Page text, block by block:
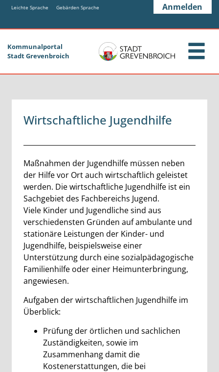
Zum Hauptinhalt springen
Zum Header
Zum Hauptinhalt
Zum Footer
Leichte Sprache Gebärden Sprache Anmelden
Kommunalportal
Stadt Grevenbroich
Wirtschaftliche Jugendhilfe
Beschreibung
Maßnahmen der Jugendhilfe müssen neben
der Hilfe vor Ort auch wirtschaftlich geleistet
werden. Die wirtschaftliche Jugendhilfe ist ein
Sachgebiet des Fachbereichs Jugend.
Viele Kinder und Jugendliche sind aus
verschiedensten Gründen auf ambulante und
stationäre Leistungen der Kinder- und
Jugendhilfe, beispielsweise einer
Unterstützung durch eine sozialpädagogische
Familienhilfe oder einer Heimunterbringung,
angewiesen.
Aufgaben der wirtschaftlichen Jugendhilfe im
Überblick:
Prüfung der örtlichen und sachlichen
Zuständigkeiten, sowie im
Zusammenhang damit die
Kostenerstattungen, die bei